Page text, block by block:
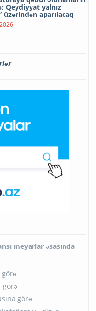
Qeydiyyat yalnız
üzərindən aparılacaq
meyarlar əsasında
görə
görə